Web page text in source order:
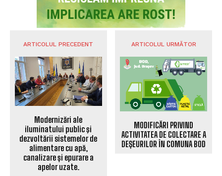
ARTICOLUL PRECEDENT
Modernizări ale
iluminatului public şi
dezvoltării sistemelor de
alimentare cu apă,
canalizare și epurare a
apelor uzate.
ARTICOLUL URMĂTOR
MODIFICĂRI PRIVIND
ACTIVITATEA DE COLECTARE A
DEȘEURILOR ÎN COMUNA BOD